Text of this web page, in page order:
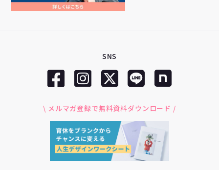
SNS
\ メルマガ登録で無料資料ダウンロード /